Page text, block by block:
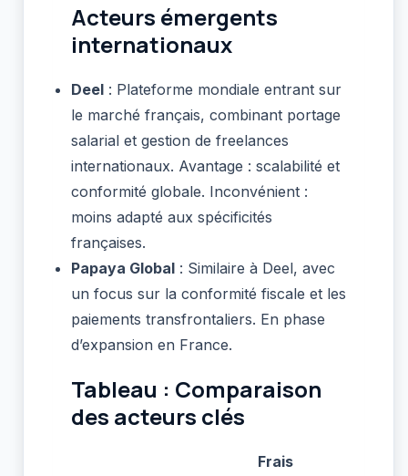
Acteurs émergents
internationaux
Deel : Plateforme mondiale entrant sur
le marché français, combinant portage
salarial et gestion de freelances
internationaux. Avantage : scalabilité et
conformité globale. Inconvénient :
moins adapté aux spécificités
françaises.
Papaya Global : Similaire à Deel, avec
un focus sur la conformité fiscale et les
paiements transfrontaliers. En phase
d’expansion en France.
Tableau : Comparaison
des acteurs clés
Frais